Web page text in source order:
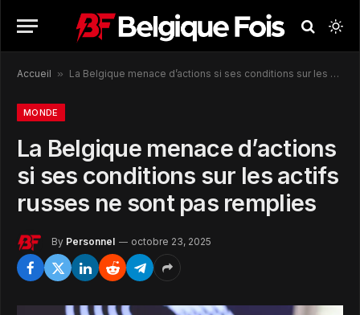
Accueil » La Belgique menace d’actions si ses conditions sur les actifs russes ne sont pas remplies
MONDE
La Belgique menace d’actions
si ses conditions sur les actifs
russes ne sont pas remplies
By Personnel octobre 23, 2025